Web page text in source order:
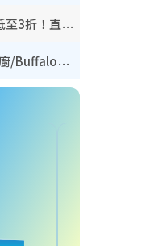
開倉優惠｜馬拉松開倉低至3折！直擊$99起買adidas／New Balance／Puma鞋款 STANLEY保溫杯劈價至$119起
廚具優惠｜普樂氏/意美廚/Buffalo廚具低至3折！$89起買煎鍋／炒鑊／個人鍋 同場小家電激減至$99起